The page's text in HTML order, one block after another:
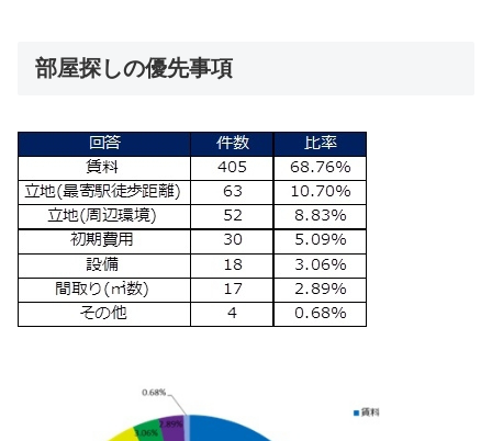
部屋探しの優先事項